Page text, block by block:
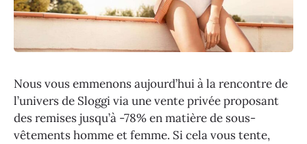
Nous vous emmenons aujourd’hui à la rencontre de
l’univers de Sloggi via une vente privée proposant
des remises jusqu’à -78% en matière de sous-
vêtements homme et femme. Si cela vous tente,